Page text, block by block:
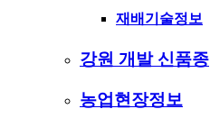
재배기술정보
강원 개발 신품종
농업현장정보